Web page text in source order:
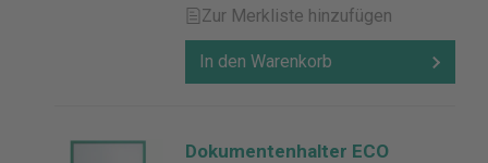
Zur Merkliste hinzufügen
In den Warenkorb
Dokumentenhalter ECO